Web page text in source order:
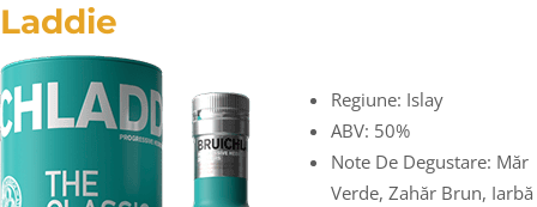
Laddie
Regiune: Islay
ABV: 50%
Note De Degustare: Măr
Verde, Zahăr Brun, Iarbă